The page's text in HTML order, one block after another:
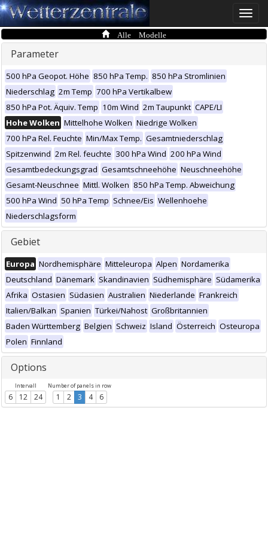
Toggle
Alle Modelle
Parameter
500 hPa Geopot. Höhe 850 hPa Temp. 850 hPa Stromlinien
Niederschlag 2m Temp 700 hPa Vertikalbew
850 hPa Pot. Äquiv. Temp 10m Wind 2m Taupunkt CAPE/LI
Hohe Wolken Mittelhohe Wolken Niedrige Wolken
700 hPa Rel. Feuchte Min/Max Temp. Gesamtniederschlag
Spitzenwind 2m Rel. feuchte 300 hPa Wind 200 hPa Wind
Gesamtbedeckungsgrad Gesamtschneehöhe Neuschneehöhe
Gesamt-Neuschnee Mittl. Wolken 850 hPa Temp. Abweichung
500 hPa Wind 50 hPa Temp Schnee/Eis Wellenhoehe
Niederschlagsform
Gebiet
Europa Nordhemisphäre Mitteleuropa Alpen Nordamerika
Deutschland Dänemark Skandinavien Südhemisphäre Südamerika
Afrika Ostasien Südasien Australien Niederlande Frankreich
Italien/Balkan Spanien Türkei/Nahost Großbritannien
Baden Württemberg Belgien Schweiz Island Österreich Osteuropa
Polen Finnland
Options
Intervall
6 12 24
Number of panels in row
1 2 3 4 6